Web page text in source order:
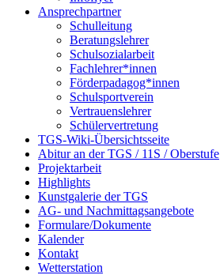
Ansprechpartner
Schulleitung
Beratungslehrer
Schulsozialarbeit
Fachlehrer*innen
Förderpadagog*innen
Schulsportverein
Vertrauenslehrer
Schülervertretung
TGS-Wiki-Übersichtsseite
Abitur an der TGS / 11S / Oberstufe
Projektarbeit
Highlights
Kunstgalerie der TGS
AG- und Nachmittagsangebote
Formulare/Dokumente
Kalender
Kontakt
Wetterstation